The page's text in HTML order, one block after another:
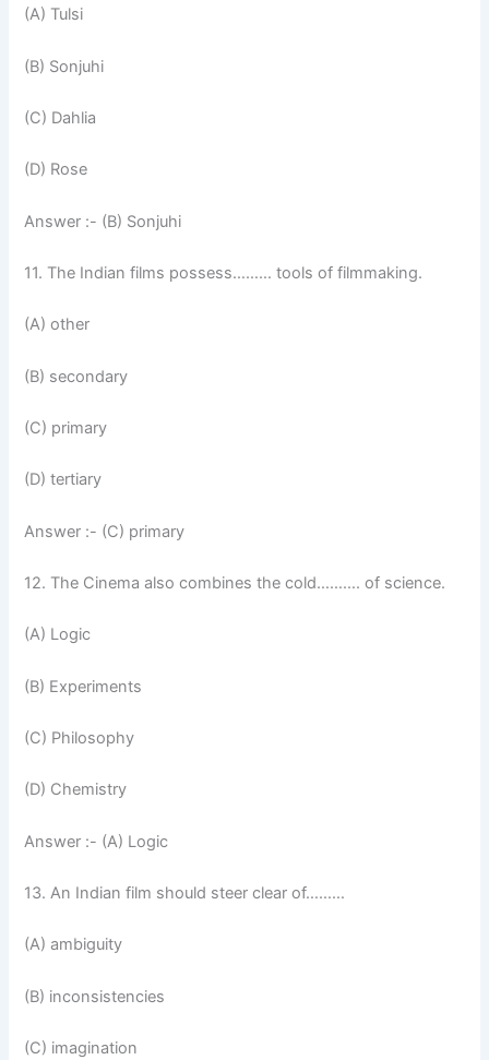
(A) Tulsi
(B) Sonjuhi
(C) Dahlia
(D) Rose
Answer :- (B) Sonjuhi
11. The Indian films possess……… tools of filmmaking.
(A) other
(B) secondary
(C) primary
(D) tertiary
Answer :- (C) primary
12. The Cinema also combines the cold………. of science.
(A) Logic
(B) Experiments
(C) Philosophy
(D) Chemistry
Answer :- (A) Logic
13. An Indian film should steer clear of………
(A) ambiguity
(B) inconsistencies
(C) imagination